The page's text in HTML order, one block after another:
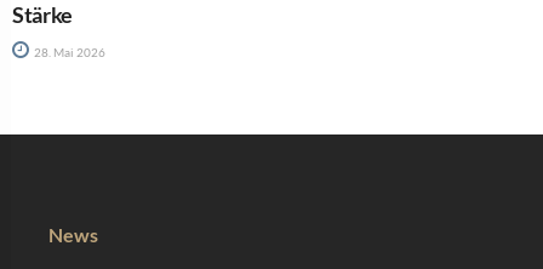
Stärke
28. Mai 2026
News